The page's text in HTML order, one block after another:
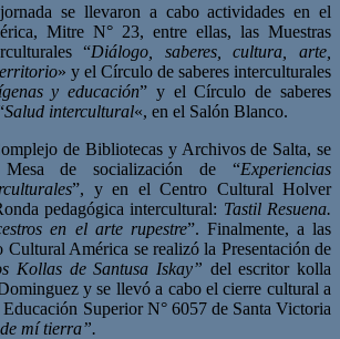
se llevaron a cabo actividades en el
Mitre N° 23, entre ellas, las Muestras
“Diálogo, saberes, cultura, arte,
» y el Círculo de saberes interculturales
y educación” y el Círculo de saberes
Salud intercultural«, en el Salón Blanco.
de Bibliotecas y Archivos de Salta, se
de socialización de “Experiencias
”, y en el Centro Cultural Holver
pedagógica intercultural: Tastil Resuena.
en el arte rupestre”. Finalmente, a las
Cultural América se realizó la Presentación de
Kollas de Santusa Iskay” del escritor kolla
y se llevó a cabo el cierre cultural a
Superior N° 6057 de Santa Victoria
mí tierra”.